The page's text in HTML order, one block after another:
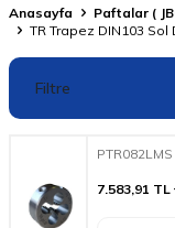
Anasayfa Paftalar (
TR Trapez DIN103 Sol
Filtre
7.583,91 TL